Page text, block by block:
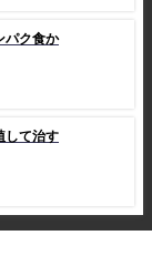
パク食か
して治す